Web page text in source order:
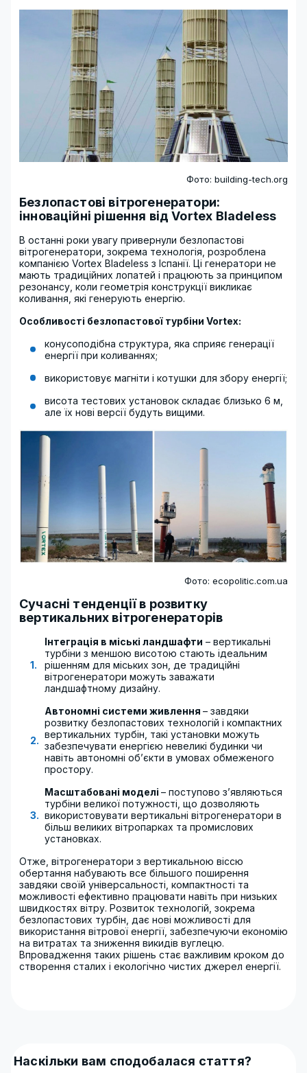
Фото: building-tech.org
Безлопастові вітрогенератори:
інноваційні рішення від Vortex Bladeless
В останні роки увагу привернули безлопастові
вітрогенератори, зокрема технологія, розроблена
компанією Vortex Bladeless з Іспанії. Ці генератори не
мають традиційних лопатей і працюють за принципом
резонансу, коли геометрія конструкції викликає
коливання, які генерують енергію.
Особливості безлопастової турбіни Vortex:
конусоподібна структура, яка сприяє генерації
енергії при коливаннях;
використовує магніти і котушки для збору енергії;
висота тестових установок складає близько 6 м,
але їх нові версії будуть вищими.
Фото: ecopolitic.com.ua
Сучасні тенденції в розвитку
вертикальних вітрогенераторів
Інтеграція в міські ландшафти – вертикальні
турбіни з меншою висотою стають ідеальним
рішенням для міських зон, де традиційні
вітрогенератори можуть заважати
ландшафтному дизайну.
Автономні системи живлення – завдяки
розвитку безлопастових технологій і компактних
вертикальних турбін, такі установки можуть
забезпечувати енергією невеликі будинки чи
навіть автономні об’єкти в умовах обмеженого
простору.
Масштабовані моделі – поступово з’являються
турбіни великої потужності, що дозволяють
використовувати вертикальні вітрогенератори в
більш великих вітропарках та промислових
установках.
Отже, вітрогенератори з вертикальною віссю
обертання набувають все більшого поширення
завдяки своїй універсальності, компактності та
можливості ефективно працювати навіть при низьких
швидкостях вітру. Розвиток технологій, зокрема
безлопастових турбін, дає нові можливості для
використання вітрової енергії, забезпечуючи економію
на витратах та зниження викидів вуглецю.
Впровадження таких рішень стає важливим кроком до
створення сталих і екологічно чистих джерел енергії.
Наскільки вам сподобалася стаття?